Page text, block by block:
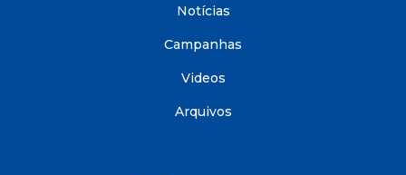
Notícias
Campanhas
Videos
Arquivos